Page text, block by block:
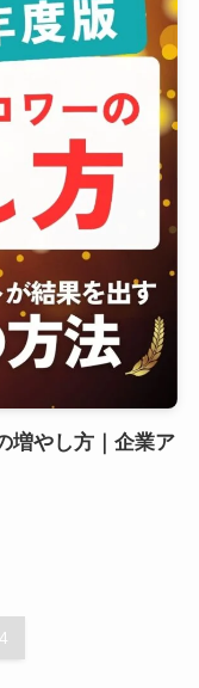
増やし方｜企業ア
4